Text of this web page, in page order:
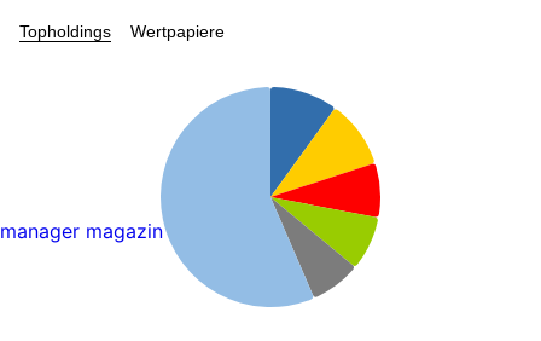
Topholdings Wertpapiere
manager magazin